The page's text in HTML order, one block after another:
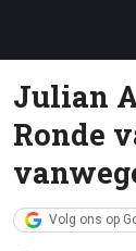
Julian
Ronde
Volg ons op